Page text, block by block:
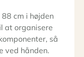
cm i højden
at organisere
så
ved hånden.